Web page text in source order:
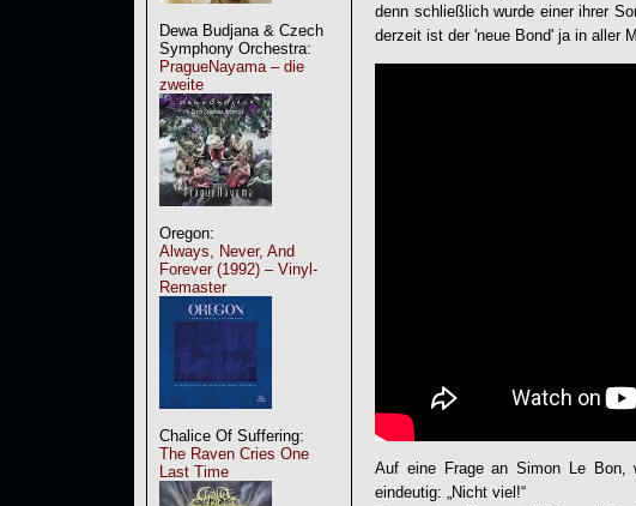
Dewa Budjana & Czech
Symphony Orchestra:
PragueNayama – die
zweite
Oregon:
Always, Never, And
Forever (1992) – Vinyl-
Remaster
Chalice Of Suffering:
The Raven Cries One
Last Time
denn schließlich wurde einer ihrer
derzeit ist der 'neue Bond' ja in aller
Auf eine Frage an Simon Le Bon,
eindeutig: „Nicht viel!“